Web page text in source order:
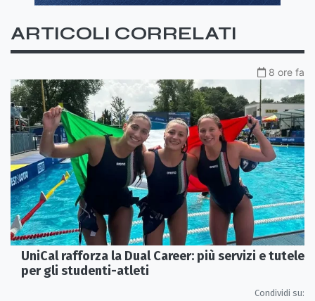
ARTICOLI CORRELATI
8 ore fa
UniCal rafforza la Dual Career: più servizi e tutele
per gli studenti-atleti
Condividi su: